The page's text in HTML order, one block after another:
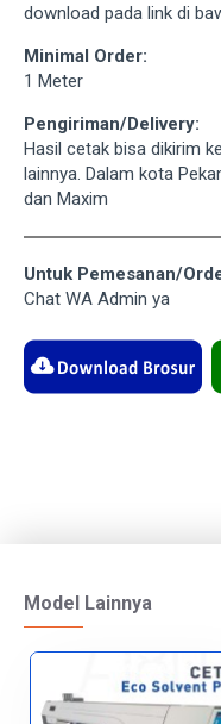
download pada link di
Minimal Order:
1 Meter
Pengiriman/Delivery:
Hasil cetak bisa dikirim
lainnya. Dalam kota
dan Maxim
Untuk Pemesanan/
Chat WA Admin ya
Model Lainnya